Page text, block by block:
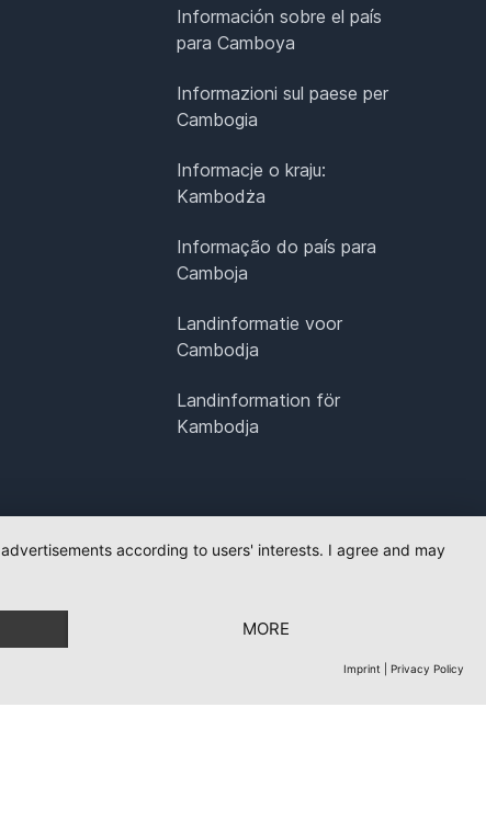
Información sobre el país
para Camboya
Informazioni sul paese per
Cambogia
Informacje o kraju:
Kambodża
Informação do país para
Camboja
Landinformatie voor
Cambodja
Landinformation för
Kambodja
according to users' interests. I agree and may
MORE
Imprint Privacy Policy